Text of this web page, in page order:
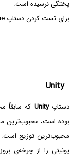
پختگی نرسیده است.
برای تست کردن دستاپ Budgie از Solus استفاده کنید.
Unity
دستاپUnity
بوده است،
محبوب‌ترین توزیع است. در
یونیتی را از چرخه‌ی